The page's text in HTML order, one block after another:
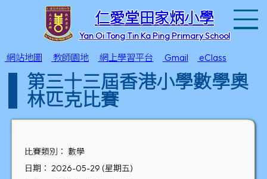
仁愛堂田家炳小學
Yan Oi Tong Tin Ka Ping Primary School
網站地圖 教師園地 網上學習平台 Gmail eClass
第三十三屆香港小學數學奧
林匹克比賽
比賽類別： 數學
日期： 2026-05-29 (星期五)